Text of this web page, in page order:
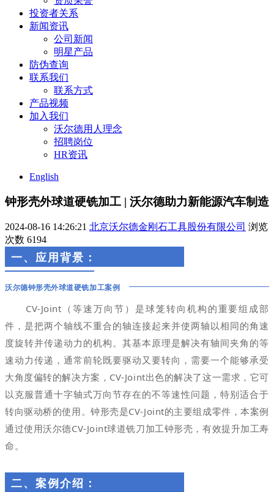
投资者关系
新闻资讯
公司新闻
明星产品
防伪查询
联系我们
联系方式
产品视频
加入我们
沃尔德用人理念
招聘岗位
HR资讯
English
钟形壳外球道硬铣加工 | 沃尔德助力新能源汽车制造
2024-08-16 14:26:21 北京沃尔德金刚石工具股份有限公司 浏览
次数 6194
一、 应用背景 ：
沃尔德钟形壳外球道硬铣加工案例
CV-Joint（ 等速万向节 ） 是球笼转向机构的重要组成部
件，是把两个轴线不重合的轴连接起来并使两轴以相同的角速
度旋转并传递动力的机构。其基本原理是解决有轴间夹角的等
速动力传递，通常前轮既要驱动又要转向，需要一个能够承受
大角度偏转的解决方案，CV-Joint出色的解决了这一需求，它可
以克服普通十字轴式万向节存在的不等速性问题，特别适合于
转向驱动桥的使用。钟形壳是CV-Joint的主要组成零件，本案例
通过使用沃尔德CV-Joint球道铣刀加工钟形壳，有效提升加工寿
命。
二、 案例介绍 ：